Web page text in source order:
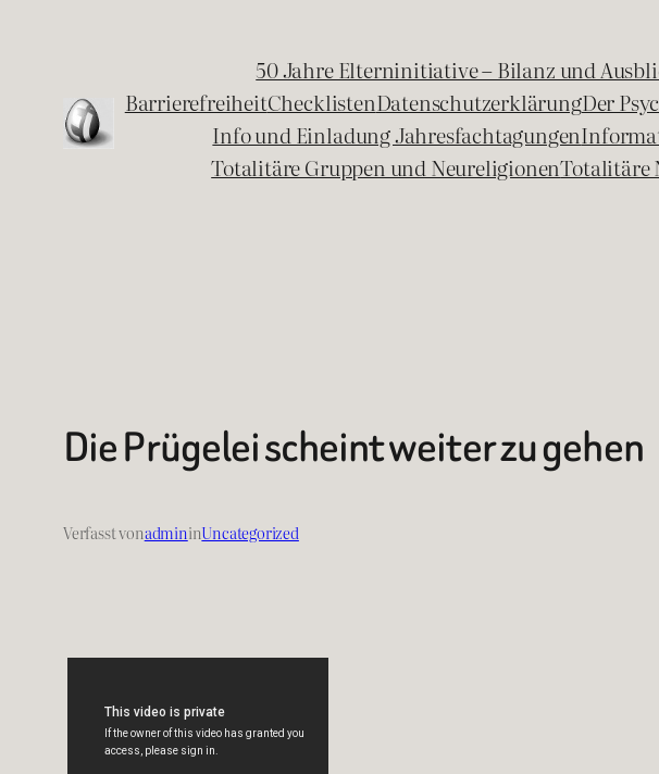
50 Jahre Elterninitiative – Bilanz und
BarrierefreiheitChecklistenDatenschutzerklärungDer
Info und Einladung Jahresfachtagungen
Totalitäre Gruppen und NeureligionenTotalitäre
Die Prügelei scheint weiter zu gehen
Verfasst vonadmininUncategorized